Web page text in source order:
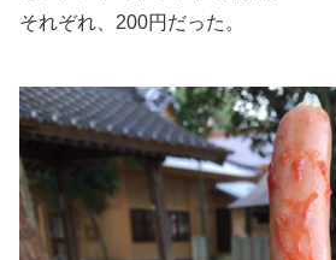
それぞれ、200円だった。